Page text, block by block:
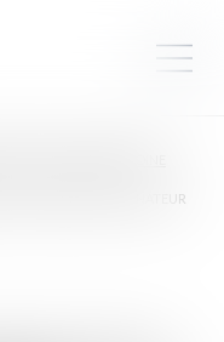
PAYÉS PAR LE DONATEUR